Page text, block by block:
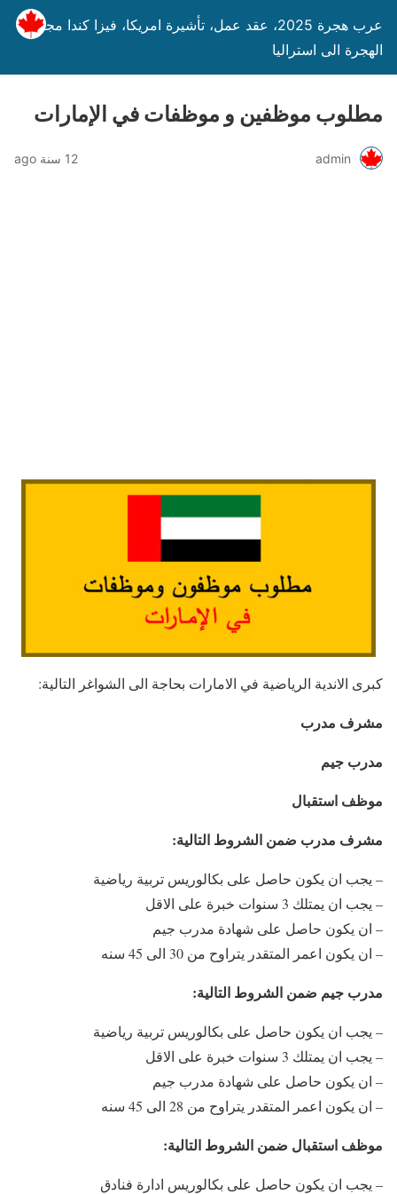
عرب هجرة 2025، عقد عمل، تأشيرة امريكا، فيزا كندا مجانا،
الهجرة الى استراليا
مطلوب موظفين و موظفات في الإمارات
admin 12 سنة ago
كبرى الاندية الرياضية في الامارات بحاجة الى الشواغر التالية:
مشرف مدرب
مدرب جيم
موظف استقبال
مشرف مدرب ضمن الشروط التالية:
– يجب ان يكون حاصل على بكالوريس تربية رياضية
– يجب ان يمتلك 3 سنوات خبرة على الاقل
– ان يكون حاصل على شهادة مدرب جيم
– ان يكون اعمر المتقدر يتراوح من 30 الى 45 سنه
مدرب جيم ضمن الشروط التالية:
– يجب ان يكون حاصل على بكالوريس تربية رياضية
– يجب ان يمتلك 3 سنوات خبرة على الاقل
– ان يكون حاصل على شهادة مدرب جيم
– ان يكون اعمر المتقدر يتراوح من 28 الى 45 سنه
موظف استقبال ضمن الشروط التالية:
– يجب ان يكون حاصل على بكالوريس ادارة فنادق